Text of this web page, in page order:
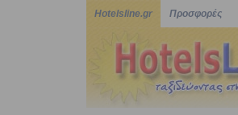
Hotelsline.gr Προσφορές